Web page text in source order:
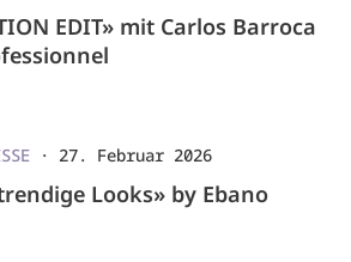
EDIT» mit Carlos Barroca
· 27. Februar 2026
Looks» by Ebano